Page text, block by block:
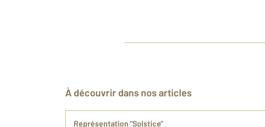
À découvrir dans nos articles
Représentation "Solstice"